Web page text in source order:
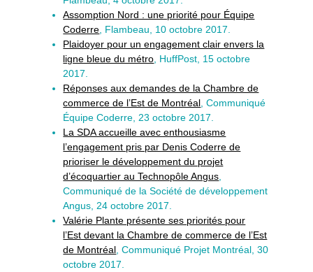
Assomption Nord : une priorité pour Équipe
Coderre , Flambeau, 10 octobre 2017.
Plaidoyer pour un engagement clair envers la
ligne bleue du métro , HuffPost, 15 octobre
2017.
Réponses aux demandes de la Chambre de
commerce de l’Est de Montréal , Communiqué
Équipe Coderre, 23 octobre 2017.
La SDA accueille avec enthousiasme
l’engagement pris par Denis Coderre de
prioriser le développement du projet
d’écoquartier au Technopôle Angus
Communiqué de la Société de développement
Angus, 24 octobre 2017.
Valérie Plante présente ses priorités pour
l’Est devant la Chambre de commerce de l’Est
de Montréal , Communiqué Projet Montréal, 30
octobre 2017.